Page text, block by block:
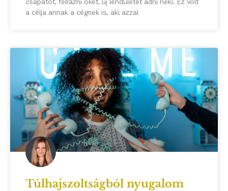
a célja annak a cégnek is, aki azzal
Túlhajszoltságból nyugalom